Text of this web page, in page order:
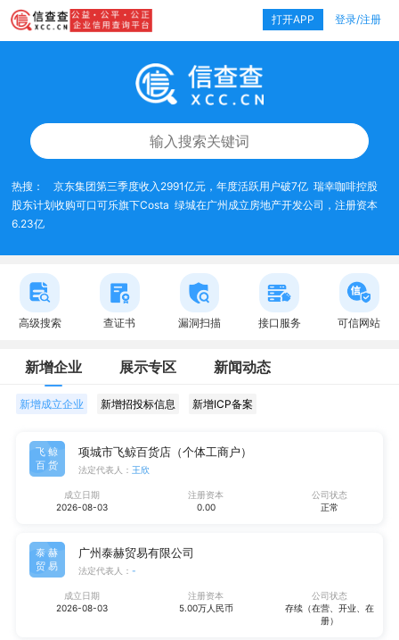
打开APP 登录/注册
热搜： 京东集团第三季度收入2991亿元，年度活跃用户破7亿 瑞幸咖啡控股
股东计划收购可口可乐旗下Costa 绿城在广州成立房地产开发公司，注册资本
6.23亿
高级搜索 查证书 漏洞扫描 接口服务 可信网站
新增企业 展示专区 新闻动态
新增成立企业 新增招投标信息 新增ICP备案
飞鲸
百货
项城市飞鲸百货店（个体工商户）
法定代表人： 王欣
成立日期
2026-08-03
注册资本
0.00
公司状态
正常
泰赫
贸易
广州泰赫贸易有限公司
法定代表人： -
成立日期
2026-08-03
注册资本
5.00万人民币
公司状态
存续（在营、开业、在
册）